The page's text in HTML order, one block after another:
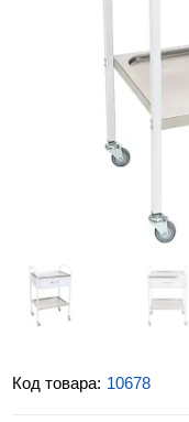
Код товара: 10678